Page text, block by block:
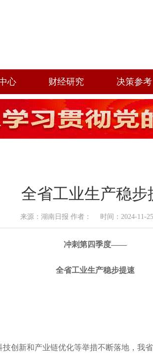
心 财经研究 决策参考
全省工业生产稳步
来源：湖南日报 作者： 时间：2024-11-25
冲刺第四季度——
全省工业生产稳步提速
创新和产业链优化等举措不断落地，我